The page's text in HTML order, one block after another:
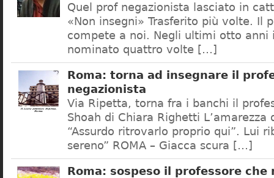
Quel prof negazionista lasciato in
«Non insegni» Trasferito più volte. Il
compete a noi. Negli ultimi otto anni
nominato quattro volte […]
Roma: torna ad insegnare il
negazionista
Via Ripetta, torna fra i banchi il
Shoah di Chiara Righetti L’amarezza
“Assurdo ritrovarlo proprio qui”. Lui
sereno” ROMA – Giacca scura […]
Roma: sospeso il professore che